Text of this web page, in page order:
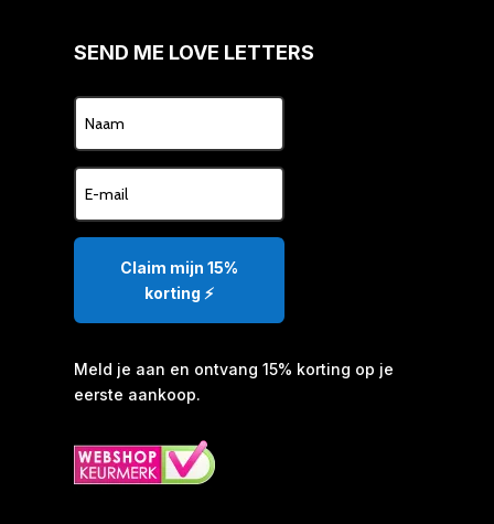
SEND ME LOVE LETTERS
Claim mijn 15%
korting ⚡️
Meld je aan en ontvang 15% korting op je
eerste aankoop.